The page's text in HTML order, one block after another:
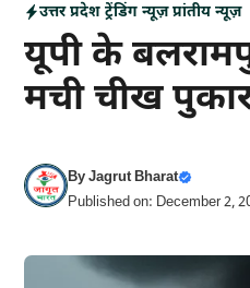
उत्तर प्रदेश ट्रेंडिंग न्यूज़ प्रांतीय न्यूज़
यूपी के
मची चीख
ByJagrut Bharat
Published on: December 2,